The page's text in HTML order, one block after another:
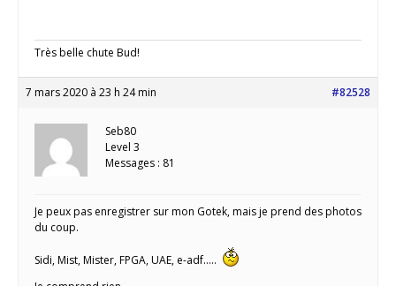
Très belle chute Bud!
7 mars 2020 à 23 h 24 min #82528
Seb80
Level 3
Messages : 81
Je peux pas enregistrer sur mon Gotek, mais je prend des photos
du coup.
Sidi, Mist, Mister, FPGA, UAE, e-adf…..